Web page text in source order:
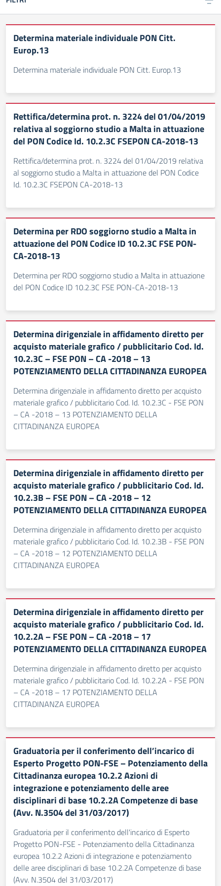
Determina materiale individuale PON Citt.
Europ.13
Determina materiale individuale PON Citt. Europ.13
Rettifica/determina prot. n. 3224 del 01/04/2019
relativa al soggiorno studio a Malta in attuazione
del PON Codice Id. 10.2.3C FSEPON CA-2018-13
Rettifica/determina prot. n. 3224 del 01/04/2019 relativa
al soggiorno studio a Malta in attuazione del PON Codice
Id. 10.2.3C FSEPON CA-2018-13
Determina per RDO soggiorno studio a Malta in
attuazione del PON Codice ID 10.2.3C FSE PON-
CA-2018-13
Determina per RDO soggiorno studio a Malta in attuazione
del PON Codice ID 10.2.3C FSE PON-CA-2018-13
Determina dirigenziale in affidamento diretto per
acquisto materiale grafico / pubblicitario Cod. Id.
10.2.3C – FSE PON – CA -2018 – 13
POTENZIAMENTO DELLA CITTADINANZA EUROPEA
Determina dirigenziale in affidamento diretto per acquisto
materiale grafico / pubblicitario Cod. Id. 10.2.3C - FSE PON
– CA -2018 – 13 POTENZIAMENTO DELLA
CITTADINANZA EUROPEA
Determina dirigenziale in affidamento diretto per
acquisto materiale grafico / pubblicitario Cod. Id.
10.2.3B – FSE PON – CA -2018 – 12
POTENZIAMENTO DELLA CITTADINANZA EUROPEA
Determina dirigenziale in affidamento diretto per acquisto
materiale grafico / pubblicitario Cod. Id. 10.2.3B - FSE PON
– CA -2018 – 12 POTENZIAMENTO DELLA
CITTADINANZA EUROPEA
Determina dirigenziale in affidamento diretto per
acquisto materiale grafico / pubblicitario Cod. Id.
10.2.2A – FSE PON – CA -2018 – 17
POTENZIAMENTO DELLA CITTADINANZA EUROPEA
Determina dirigenziale in affidamento diretto per acquisto
materiale grafico / pubblicitario Cod. Id. 10.2.2A - FSE PON
– CA -2018 – 17 POTENZIAMENTO DELLA
CITTADINANZA EUROPEA
Graduatoria per il conferimento dell’incarico di
Esperto Progetto PON-FSE – Potenziamento della
Cittadinanza europea 10.2.2 Azioni di
integrazione e potenziamento delle aree
disciplinari di base 10.2.2A Competenze di base
(Avv. N.3504 del 31/03/2017)
Graduatoria per il conferimento dell'incarico di Esperto
Progetto PON-FSE - Potenziamento della Cittadinanza
europea 10.2.2 Azioni di integrazione e potenziamento
delle aree disciplinari di base 10.2.2A Competenze di base
(Avv. N.3504 del 31/03/2017)